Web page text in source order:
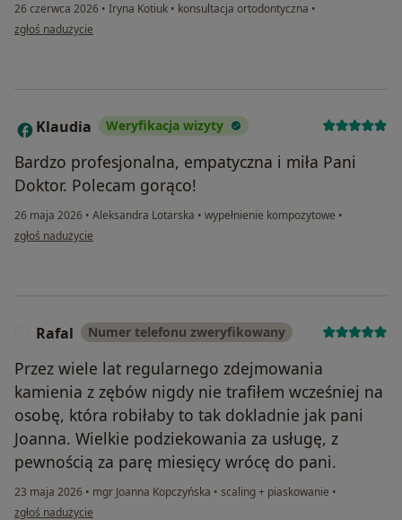
26 czerwca 2026 • Iryna Kotiuk • konsultacja ortodontyczna •
w opinii użytkownika J
zgłoś nadużycie
K Klaudia Weryfikacja wizyty
Bardzo profesjonalna, empatyczna i miła Pani
Doktor. Polecam gorąco!
26 maja 2026 • Aleksandra Lotarska • wypełnienie kompozytowe •
w opinii użytkownika Klaudia
zgłoś nadużycie
Rafal Numer telefonu zweryfikowany
Przez wiele lat regularnego zdejmowania
kamienia z zębów nigdy nie trafiłem wcześniej na
osobę, która robiłaby to tak dokladnie jak pani
Joanna. Wielkie podziekowania za usługę, z
pewnością za parę miesięcy wrócę do pani.
23 maja 2026 • mgr Joanna Kopczyńska • scaling + piaskowanie •
w opinii użytkownika Rafal
zgłoś nadużycie